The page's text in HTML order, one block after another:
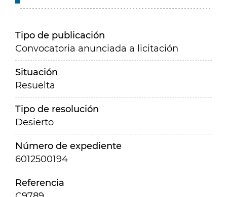
Tipo de publicación
Convocatoria anunciada a licitación
Situación
Resuelta
Tipo de resolución
Desierto
Número de expediente
6012500194
Referencia